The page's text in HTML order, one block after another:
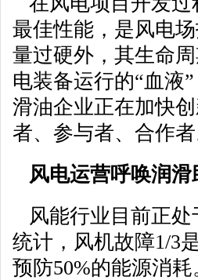
最佳性能，是风电
量过硬外，其生命
电装备运行的“血液
滑油企业正在加快
者、参与者、合作者
风电运营呼唤润滑
风能行业目前正处
统计，风机故障1/3
预防50%的能源消